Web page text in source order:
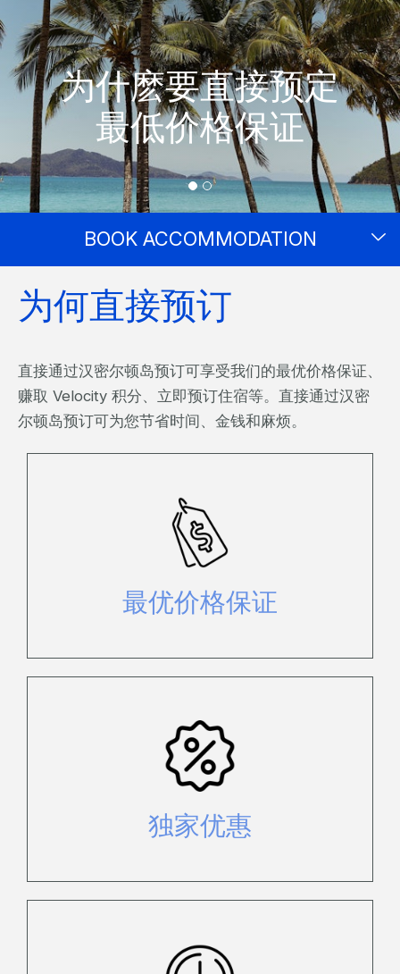
为什麽要直接预定
最低价格保证
BOOK ACCOMMODATION
为何直接预订
直接通过汉密尔顿岛预订可享受我们的最优价格保证、
赚取 Velocity 积分、立即预订住宿等。直接通过汉密
尔顿岛预订可为您节省时间、金钱和麻烦。
最优价格保证
如果您在同一天发现相同的预订但价
格更低，我们将匹配该价格*。
独家优惠
享受独家直接优惠